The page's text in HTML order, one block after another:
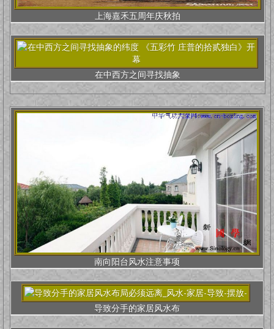
上海嘉禾五周年庆秋拍
在中西方之间寻找抽象
南向阳台风水注意事项
导致分手的家居风水布